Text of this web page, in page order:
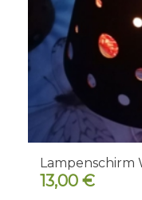
Lampenschirm
13,00 €